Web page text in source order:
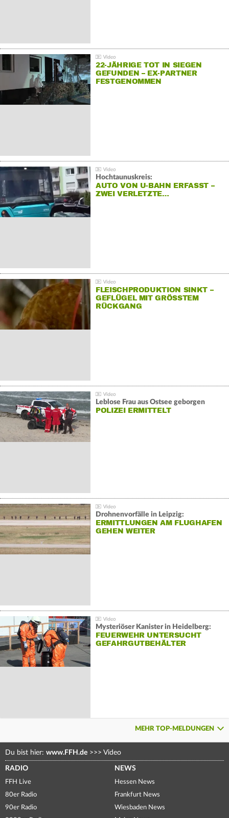
22-JÄHRIGE TOT IN SIEGEN
GEFUNDEN – EX-PARTNER
FESTGENOMMEN
Hochtaunuskreis:
AUTO VON U-BAHN ERFASST –
ZWEI VERLETZTE…
FLEISCHPRODUKTION SINKT –
GEFLÜGEL MIT GRÖSSTEM R
ÜCKGANG
Leblose Frau aus Ostsee geborgen
POLIZEI ERMITTELT
Drohnenvorfälle in Leipzig:
ERMITTLUNGEN AM FLUGHAFEN
GEHEN WEITER
Mysteriöser Kanister in Heidelberg:
FEUERWEHR UNTERSUCHT
GEFAHRGUTBEHÄLTER
MEHR TOP-MELDUNGEN
Du bist hier: www.FFH.de >>> Video
RADIO
FFH Live
80er Radio
90er Radio
NEWS
Hessen News
Frankfurt News
Wiesbaden News